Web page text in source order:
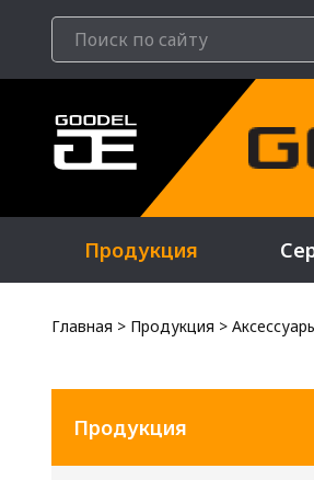
Продукция
Главная > Продукция >
Продукция